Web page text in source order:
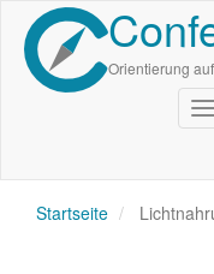
Direkt
zum
Inhalt
Orientierung
Startseite